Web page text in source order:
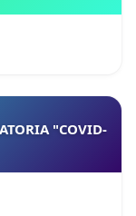
"COVID-